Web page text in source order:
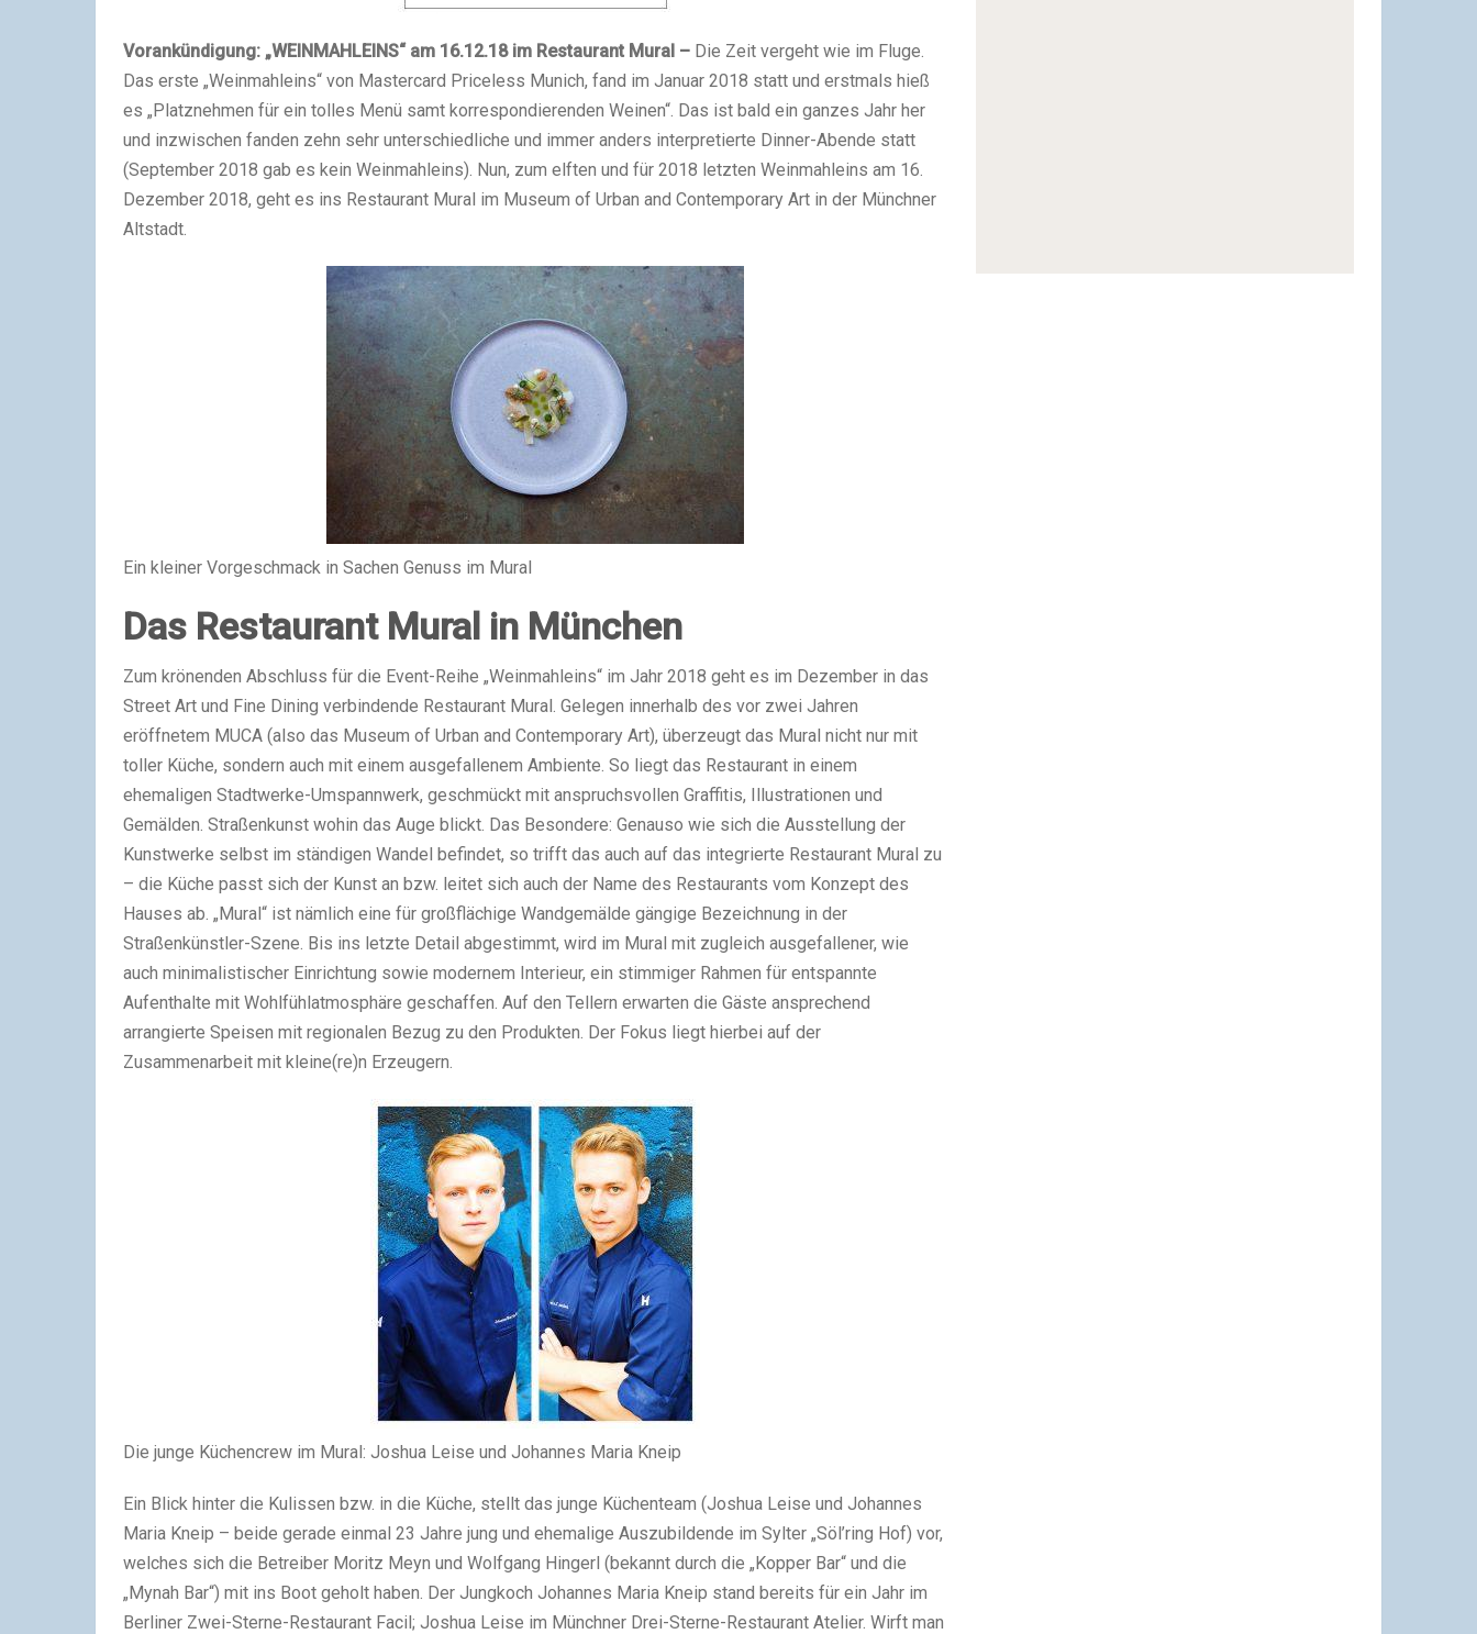
Vorankündigung: „WEINMAHLEINS“ am 16.12.18 im Restaurant Mural – Die Zeit vergeht wie im Fluge.
Das erste „Weinmahleins“ von Mastercard Priceless Munich, fand im Januar 2018 statt und erstmals hieß
es „Platznehmen für ein tolles Menü samt korrespondierenden Weinen“. Das ist bald ein ganzes Jahr her
und inzwischen fanden zehn sehr unterschiedliche und immer anders interpretierte Dinner-Abende statt
(September 2018 gab es kein Weinmahleins). Nun, zum elften und für 2018 letzten Weinmahleins am 16.
Dezember 2018, geht es ins Restaurant Mural im Museum of Urban and Contemporary Art in der Münchner
Altstadt.
Ein kleiner Vorgeschmack in Sachen Genuss im Mural
Das Restaurant Mural in München
Zum krönenden Abschluss für die Event-Reihe „Weinmahleins“ im Jahr 2018 geht es im Dezember in das
Street Art und Fine Dining verbindende Restaurant Mural. Gelegen innerhalb des vor zwei Jahren
eröffnetem MUCA (also das Museum of Urban and Contemporary Art), überzeugt das Mural nicht nur mit
toller Küche, sondern auch mit einem ausgefallenem Ambiente. So liegt das Restaurant in einem
ehemaligen Stadtwerke-Umspannwerk, geschmückt mit anspruchsvollen Graffitis, Illustrationen und
Gemälden. Straßenkunst wohin das Auge blickt. Das Besondere: Genauso wie sich die Ausstellung der
Kunstwerke selbst im ständigen Wandel befindet, so trifft das auch auf das integrierte Restaurant Mural zu
– die Küche passt sich der Kunst an bzw. leitet sich auch der Name des Restaurants vom Konzept des
Hauses ab. „Mural“ ist nämlich eine für großflächige Wandgemälde gängige Bezeichnung in der
Straßenkünstler-Szene. Bis ins letzte Detail abgestimmt, wird im Mural mit zugleich ausgefallener, wie
auch minimalistischer Einrichtung sowie modernem Interieur, ein stimmiger Rahmen für entspannte
Aufenthalte mit Wohlfühlatmosphäre geschaffen. Auf den Tellern erwarten die Gäste ansprechend
arrangierte Speisen mit regionalen Bezug zu den Produkten. Der Fokus liegt hierbei auf der
Zusammenarbeit mit kleine(re)n Erzeugern.
Die junge Küchencrew im Mural: Joshua Leise und Johannes Maria Kneip
Ein Blick hinter die Kulissen bzw. in die Küche, stellt das junge Küchenteam (Joshua Leise und Johannes
Maria Kneip – beide gerade einmal 23 Jahre jung und ehemalige Auszubildende im Sylter „Söl’ring Hof) vor,
welches sich die Betreiber Moritz Meyn und Wolfgang Hingerl (bekannt durch die „Kopper Bar“ und die
„Mynah Bar“) mit ins Boot geholt haben. Der Jungkoch Johannes Maria Kneip stand bereits für ein Jahr im
Berliner Zwei-Sterne-Restaurant Facil; Joshua Leise im Münchner Drei-Sterne-Restaurant Atelier. Wirft man